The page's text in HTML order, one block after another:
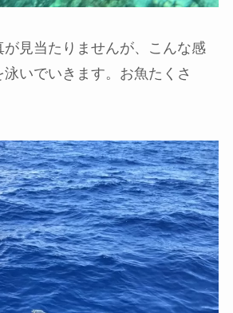
見当たりませんが、こんな感
泳いでいきます。お魚たくさ